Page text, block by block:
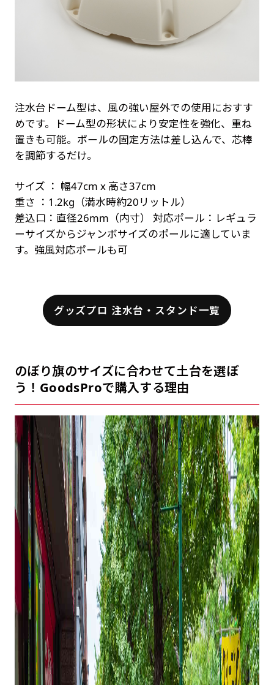
注水台ドーム型は、風の強い屋外での使用におすす
めです。ドーム型の形状により安定性を強化、重ね
置きも可能。ポールの固定方法は差し込んで、芯棒
を調節するだけ。
サイズ ： 幅47cm x 高さ37cm
重さ ：1.2kg（満水時約20リットル）
差込口：直径26mm（内寸） 対応ポール：レギュラ
ーサイズからジャンボサイズのポールに適していま
す。強風対応ポールも可
グッズプロ 注水台・スタンド一覧
のぼり旗のサイズに合わせて土台を選ぼ
う！GoodsProで購入する理由